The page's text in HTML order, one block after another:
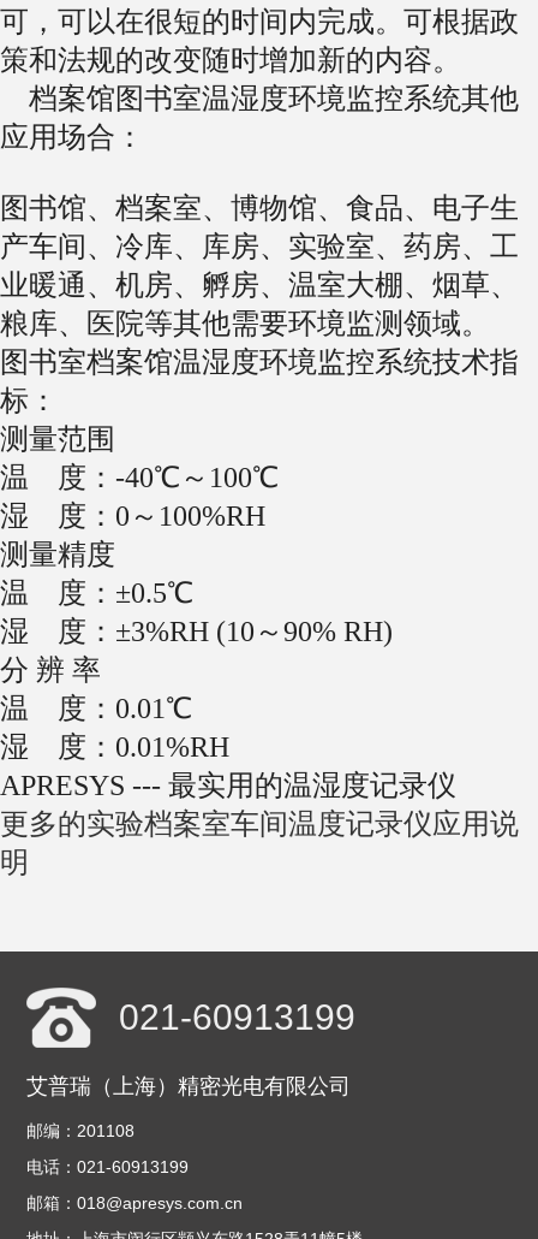
可，可以在很短的时间内完成。可根据政
策和法规的改变随时增加新的内容。
档案馆图书室温湿度环境监控系统其他
应用场合：
图书馆、档案室、博物馆、食品、电子生
产车间、冷库、库房、实验室、药房、工
业暖通、机房、孵房、温室大棚、烟草、
粮库、医院等其他需要环境监测领域。
图书室档案馆温湿度环境监控系统技术指
标：
测量范围
温 度：-40℃～100℃
湿 度：0～100%RH
测量精度
温 度：±0.5℃
湿 度：±3%RH (10～90% RH)
分 辨 率
温 度：0.01℃
湿 度：0.01%RH
APRESYS --- 最实用的温湿度记录仪
更多的实验档案室车间温度记录仪应用说
明
021-60913199
艾普瑞（上海）精密光电有限公司
邮编：201108
电话：021-60913199
邮箱：018@apresys.com.cn